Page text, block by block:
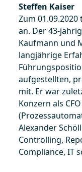
Steffen Kaiser
Zum
an. Der 43-
Kaufmann und
langjährige
aufgestellten,
mit. Er war
Konzern als
Alexander
Controlling,
Compliance, IT